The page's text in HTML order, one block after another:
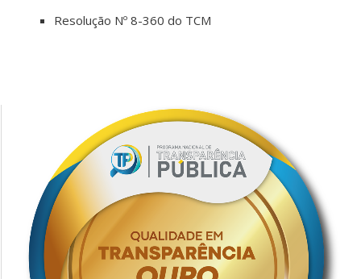
Resolução Nº 8-360 do TCM